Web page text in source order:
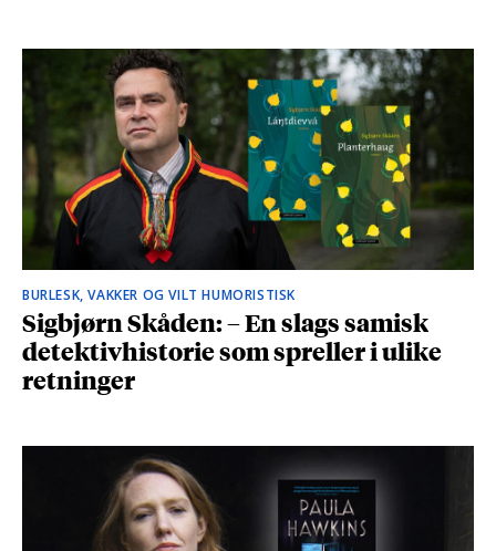
BURLESK, VAKKER OG VILT HUMORISTISK
Sigbjørn Skåden: – En slags samisk
detektivhistorie som spreller i ulike
retninger